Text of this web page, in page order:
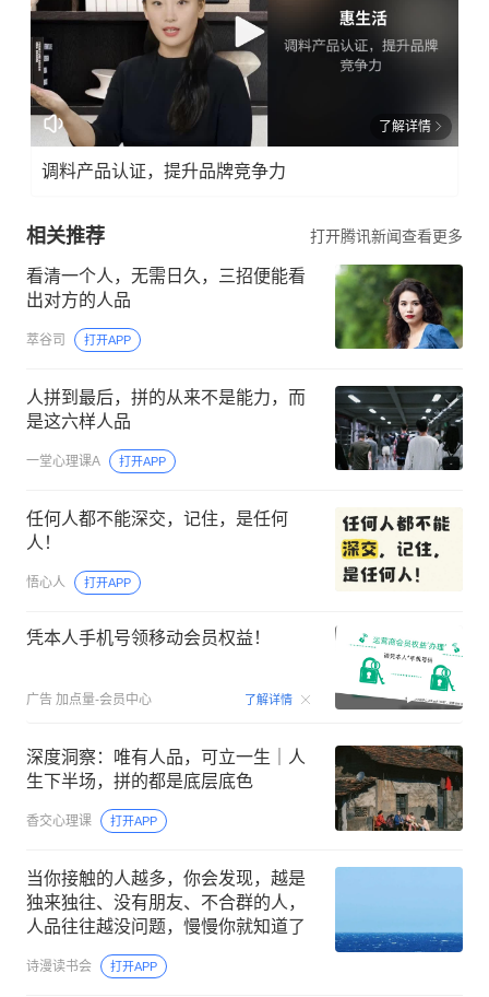
了解详情
调料产品认证，提升品牌竞争力
相关推荐 打开腾讯新闻查看更多
看清一个人，无需日久，三招便能看
出对方的人品
萃谷司 打开APP
人拼到最后，拼的从来不是能力，而
是这六样人品
一堂心理课A 打开APP
任何人都不能深交，记住，是任何
人！
悟心人 打开APP
凭本人手机号领移动会员权益！
广告 加点量-会员中心 了解详情 00:15
深度洞察：唯有人品，可立一生｜人
生下半场，拼的都是底层底色
香交心理课 打开APP
当你接触的人越多，你会发现，越是
独来独往、没有朋友、不合群的人，
人品往往越没问题，慢慢你就知道了
诗漫读书会 打开APP